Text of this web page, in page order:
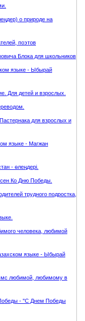
о природе на
поэтов
Блока для школьников
языке - Ыбырай
Для детей и взрослых.
для взрослых и
языке - Магжан
- өлеңдері.
Ко Дню Победы.
трудного подростка,
человека, любимой
языке - Ыбырай
любимой, любимому в
- "С Днем Победы